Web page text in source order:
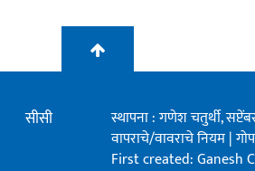
सीसी
स्थापना : गणेश चतुर्थी,
वापराचे/वावराचे नियम|
First created: Ganesh